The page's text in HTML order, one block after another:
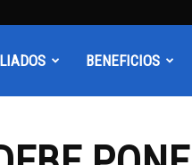
BENEFICIOS